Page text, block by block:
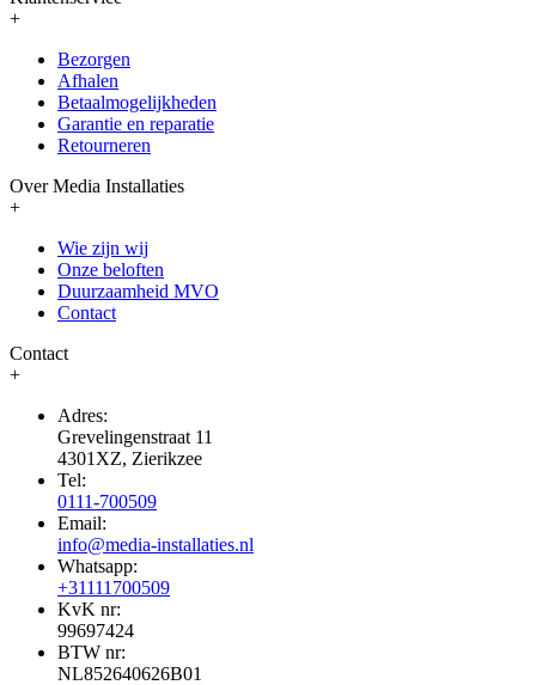
+
Bezorgen
Afhalen
Betaalmogelijkheden
Garantie en reparatie
Retourneren
Over Media Installaties
+
Wie zijn wij
Onze beloften
Duurzaamheid MVO
Contact
Contact
+
Adres:
Grevelingenstraat 11
4301XZ, Zierikzee
Tel:
0111-700509
Email:
info@media-installaties.nl
Whatsapp:
+31111700509
KvK nr:
99697424
BTW nr:
NL852640626B01